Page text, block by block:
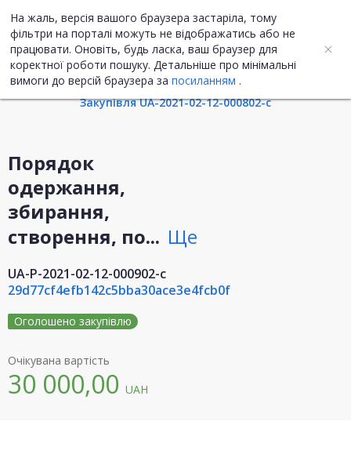
На жаль, версія вашого браузера застаріла, тому
фільтри на порталі можуть не відображатись або не
працювати. Оновіть, будь ласка, ваш браузер для
коректної роботи пошуку. Детальніше про мінімальні
вимоги до версій браузера за посиланням .
UA ENG
Інформація про план
Закупівля UA-2021-02-12-000802-c
Порядок
одержання,
збирання,
створення, по... Ще
UA-P-2021-02-12-000902-c
29d77cf4efb142c5bba30ace3e4fcb0f
Оголошено закупівлю
Очікувана вартість
30 000,00 UAH